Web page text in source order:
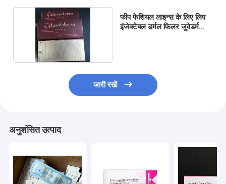
फीप फेशियल लाइन्स के लिए लिप
इंजेक्टेबल डर्मल फिलर जुवेडर्म
जारी रखें
अनुशंसित उत्पाद